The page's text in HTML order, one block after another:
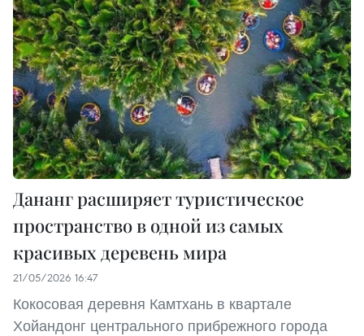
Дананг расширяет туристическое
пространство в одной из самых
красивых деревень мира
21/05/2026 16:47
Кокосовая деревня Камтхань в квартале
Хойандонг центрального прибрежного города